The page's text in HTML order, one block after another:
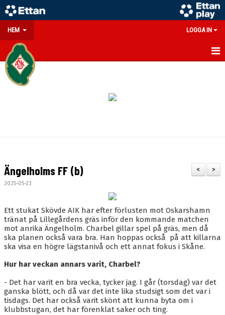
HEM LOGGA IN
GÅ PÅ MATCH
DOKUMENT
BLI MEDLEM
KALENDER
VÅRA LAG/TRÄNARE
GAMLA AIK
>
<
Ängelholms FF (b)
2025-05-23
Ett stukat Skövde AIK har efter förlusten mot Oskarshamn
tränat på Lillegårdens gräs inför den kommande matchen
mot anrika Ängelholm. Charbel gillar spel på gräs, men då
ska planen också vara bra. Han hoppas också på att killarna
ska visa en högre lägstanivå och ett annat fokus i Skåne.
Hur har veckan annars varit, Charbel?
- Det har varit en bra vecka, tycker jag. I går (torsdag) var det
ganska blött, och då var det inte lika studsigt som det var i
tisdags. Det har också varit skönt att kunna byta om i
klubbstugan, det har förenklat saker och ting.